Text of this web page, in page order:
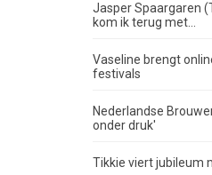
Jasper Spaargaren
kom ik terug met...
Vaseline brengt
festivals
Nederlandse
onder druk'
Tikkie viert jubileum